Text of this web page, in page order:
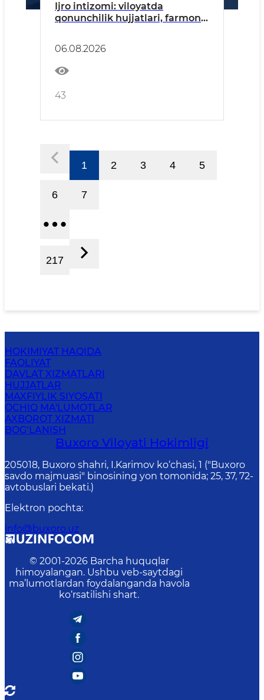
Ijro intizomi: viloyatda
qonunchilik hujjatlari, farmon
06.08.2026
43
1 2 3 4 5
6 7
217
HOKIMIYAT HAQIDA
FAOLIYAT
DAVLAT XIZMATLARI
HUJJATLAR
MAXFIYLIK SIYOSATI
OCHIQ MA'LUMOTLAR
AXBOROT XIZMATI
BOG‘LANISH
Buxoro Viloyati Hokimligi
205018, Buхоrо shahri, I.Karimov ko‘chаsi, 1 ("Buxoro
savdo majmuasi" binosining yon tomonida; 25, 37, 72-
avtobuslari bekati.)
Elektron pochta:
info@buxoro.uz
© 2001-2026 Barcha huquqlar
himoyalangan. Ushbu veb-saytdagi
ma’lumotlardan foydalanganda havola
ko‘rsatilishi shart.